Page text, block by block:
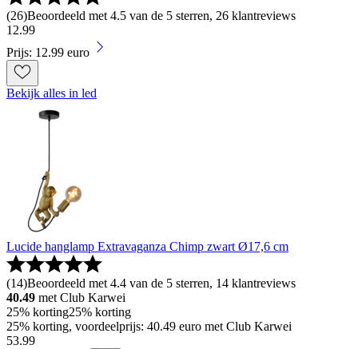
(26)Beoordeeld met 4.5 van de 5 sterren, 26 klantreviews
12.99
Prijs: 12.99 euro
Bekijk alles in led
Lucide hanglamp Extravaganza Chimp zwart Ø17,6 cm
(14)Beoordeeld met 4.4 van de 5 sterren, 14 klantreviews
40.49 met Club Karwei
25% korting25% korting
25% korting, voordeelprijs: 40.49 euro met Club Karwei
53.99